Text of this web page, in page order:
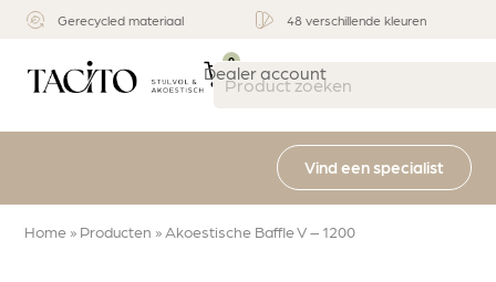
Stijlvol & functioneel Multifunctioneel
Dealer account
0
Vind een specialist
Home » Producten » Akoestische Baffle V – 1200